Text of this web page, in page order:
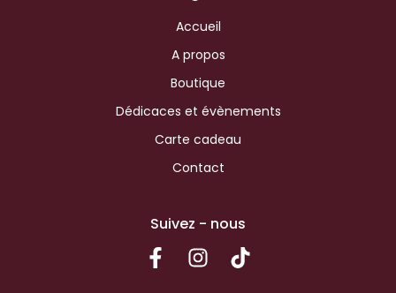
Accueil
A propos
Boutique
Dédicaces et évènements
Carte cadeau
Contact
Suivez - nous